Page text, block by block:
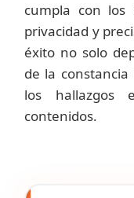
cumpla con los
privacidad y
éxito no solo
de la
los hallazgos
contenidos.